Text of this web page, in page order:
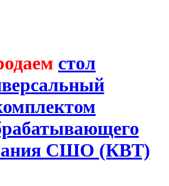
стол
СШО (КВТ)